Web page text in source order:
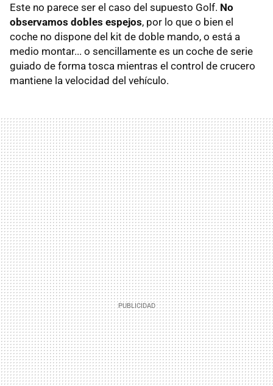
Este no parece ser el caso del supuesto Golf. No
observamos dobles espejos, por lo que o bien el
coche no dispone del kit de doble mando, o está a
medio montar... o sencillamente es un coche de serie
guiado de forma tosca mientras el control de crucero
mantiene la velocidad del vehículo.